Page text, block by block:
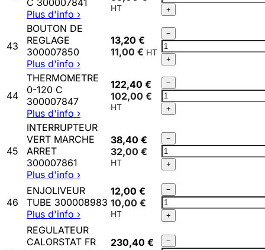
300008934
C 300007841
Plus d'info ›
REGLAGE
40-
95
C
300007841
+
43
BOUTON DE
REGLAGE
300007850
Plus d'info ›
13,20 €
11,00 €
− Qté
BOUTON
DE
REGLAGE
300007850
+
44
THERMOMETRE
0-120 C
300007847
Plus d'info ›
122,40 €
102,00 €
− Qté
THERMOMETRE
0-
120
300007847
+
45
INTERRUPTEUR
VERT MARCHE
ARRET
300007861
Plus d'info ›
38,40 €
32,00 €
− Qté
INTERRUPTEUR
VERT
MARCHE
ARRET
300007861
+
46
ENJOLIVEUR
TUBE 300008983
Plus d'info ›
12,00 €
10,00 €
− Qté
ENJOLIVEUR
TUBE
300008983
+
REGULATEUR
CALORSTAT FR
230,40 €
− Qté